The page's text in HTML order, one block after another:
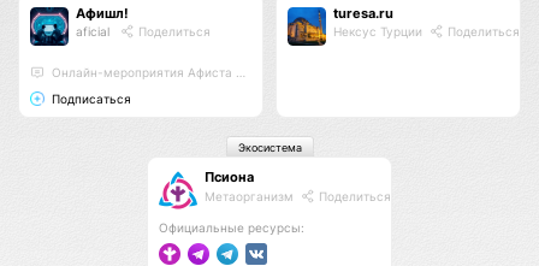
Афишл!
aficial Поделиться
Онлайн-мероприятия Афиста Лаб
Подписаться
turesa.ru
Нексус Турции Поделиться
Псиона
Метаорганизм Поделиться
Официальные ресурсы:
Экосистема